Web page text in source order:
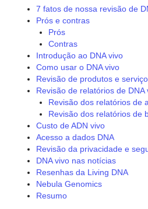
7 fatos de nossa revisão de
Prós e contras
Prós
Contras
Introdução ao DNA vivo
Como usar o DNA vivo
Revisão de produtos e
Revisão de relatórios de DNA
Revisão dos relatórios de
Revisão dos relatórios de
Custo de ADN vivo
Acesso a dados DNA
Revisão da privacidade e
DNA vivo nas notícias
Resenhas da Living DNA
Nebula Genomics
Resumo